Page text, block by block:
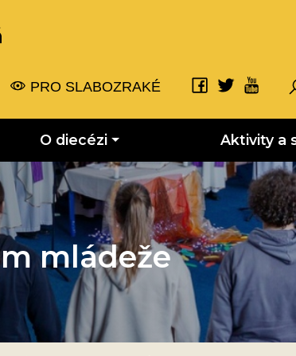
PRO SLABOZRAKÉ
O diecézi Aktivity a
mládeže